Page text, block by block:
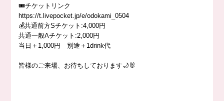
🎟️チケットリンク
https://t.livepocket.jp/e/odokami_0504
💰共通前方Sチケット:4,000円
共通一般Aチケット:2,000円
当日＋1,000円 別途＋1drink代
皆様のご来場、お待ちしております🌙🐰